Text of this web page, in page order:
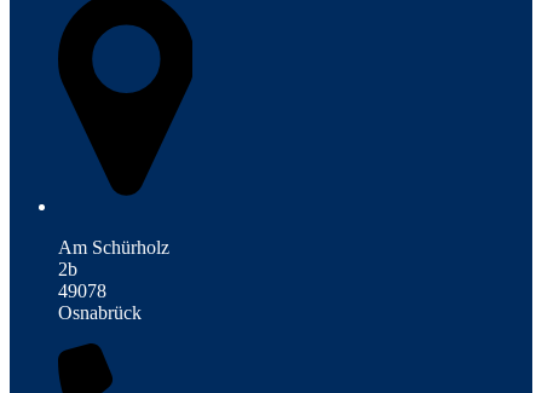
Am Schürholz
2b
49078
Osnabrück